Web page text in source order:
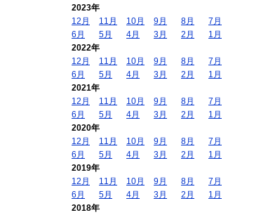
2023年
12月
11月 10月 9月 8月
7月
6月
5月 4月 3月 2月
1月
2022年
12月
11月 10月 9月 8月
7月
6月
5月 4月 3月 2月
1月
2021年
12月
11月 10月 9月 8月
7月
6月
5月 4月 3月 2月
1月
2020年
12月
11月 10月 9月 8月
7月
6月
5月 4月 3月 2月
1月
2019年
12月
11月 10月 9月 8月
7月
6月
5月 4月 3月 2月
1月
2018年